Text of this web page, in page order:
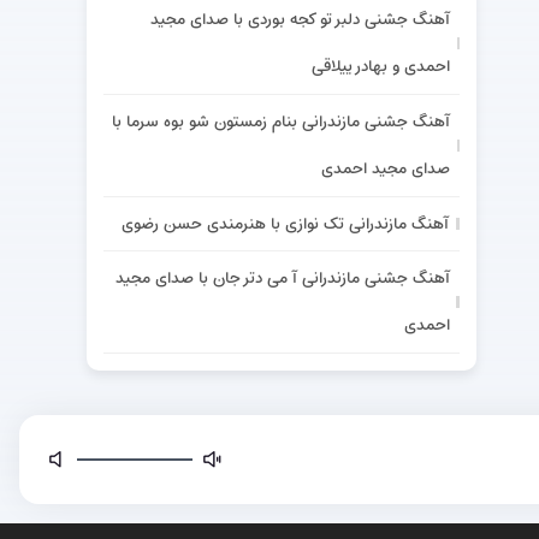
آهنگ جشنی دلبر تو کجه بوردی با صدای مجید
احمدی و بهادر ییلاقی
آهنگ جشنی مازندرانی بنام زمستون شو بوه سرما با
صدای مجید احمدی
آهنگ مازندرانی تک نوازی با هنرمندی حسن رضوی
آهنگ جشنی مازندرانی آ می دتر جان با صدای مجید
احمدی